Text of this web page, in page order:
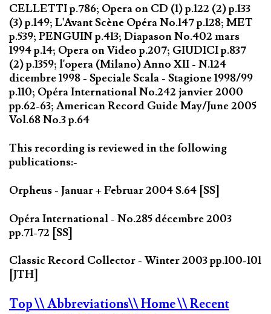
CELLETTI p.786; Opera on CD (1) p.122 (2) p.133
(3) p.149; L'Avant Scène Opéra No.147 p.128; MET
p.539; PENGUIN p.413; Diapason No.402 mars
1994 p.14; Opera on Video p.207; GIUDICI p.837
(2) p.1359; l'opera (Milano) Anno XII - N.124
dicembre 1998 - Speciale Scala - Stagione 1998/99
p.110; Opéra International No.242 janvier 2000
pp.62-63; American Record Guide May/June 2005
Vol.68 No.3 p.64
This recording is reviewed in the following
publications:-
Orpheus - Januar + Februar 2004 S.64 [SS]
Opéra International - No.285 décembre 2003
pp.71-72 [SS]
Classic Record Collector - Winter 2003 pp.100-101
[JTH]
Top\\ Abbreviations\\ Home\\ Recent